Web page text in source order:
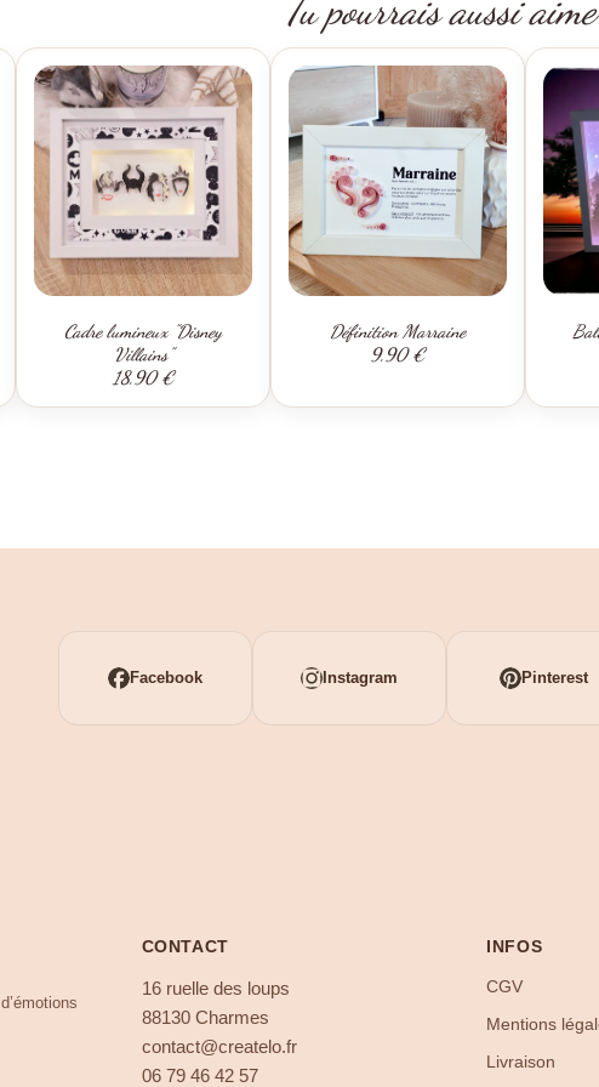
Tu pourrais aussi
Cadre lumineux "Disney
Villains"
18,90 €
Définition Marraine
9,90 €
Facebook Instagram Pinterest
CONTACT
16 ruelle des loups
88130 Charmes
contact@createlo.fr
06 79 46 42 57
INFOS
CGV
Mentions
Livraison